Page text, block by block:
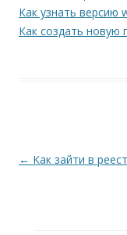
Как узнать версию
Как создать новую
Навигация по
← Как зайти в